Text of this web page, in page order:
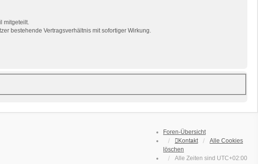
mitgeteilt.
bestehende Vertragsverhältnis mit sofortiger Wirkung.
Foren-Übersicht
Kontakt
Alle Cookies
löschen
Alle Zeiten sind UTC+02:00